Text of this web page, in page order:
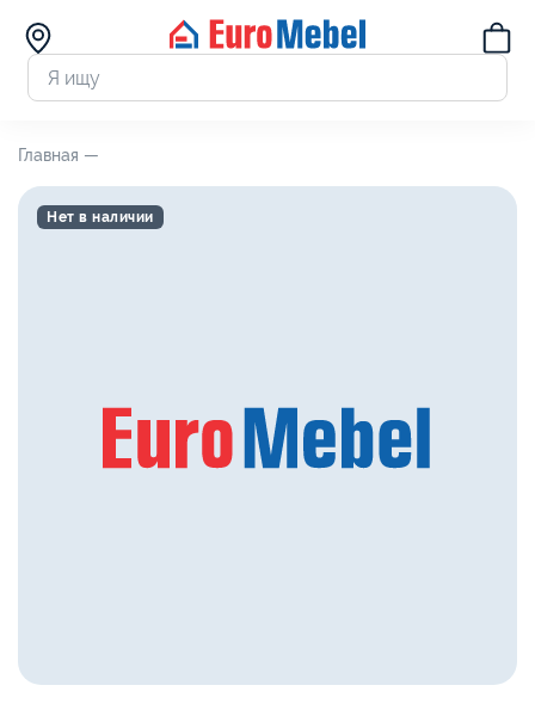
Главная —
Нет в наличии